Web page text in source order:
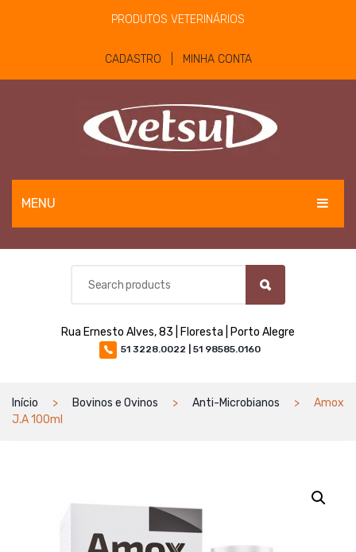
PRODUTOS VETERINÁRIOS
CADASTRO | MINHA CONTA
MENU
EQUINOS
BOVINOS E OVINOS
MATERIAIS E EQUIPAMENTOS
Rua Ernesto Alves, 83 | Floresta | Porto Alegre
51 3228.0022 | 51 98585.0160
Início Bovinos e Ovinos Anti-Microbianos
Amox
J.A 100ml